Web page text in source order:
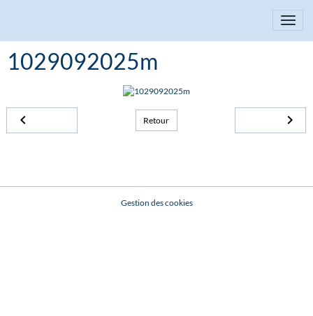
1029092025m
Retour
Gestion des cookies